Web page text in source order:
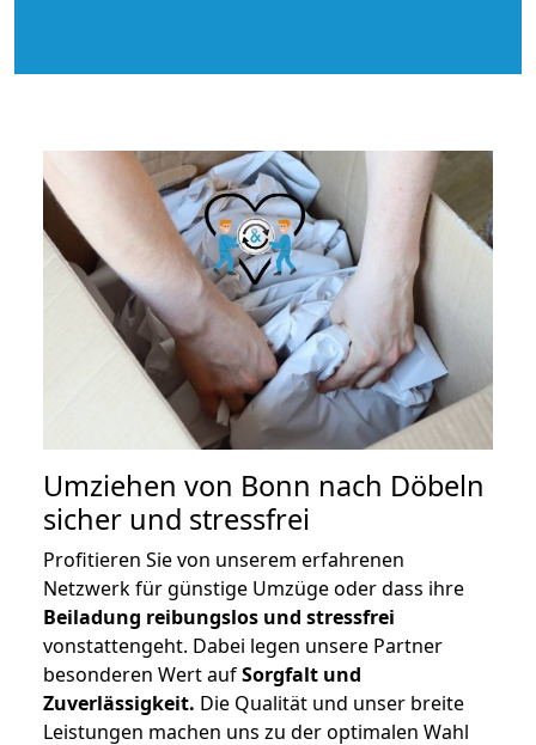
Umziehen von Bonn nach Döbeln
sicher und stressfrei
Profitieren Sie von unserem erfahrenen
Netzwerk für günstige Umzüge oder dass ihre
Beiladung reibungslos und stressfrei
vonstattengeht. Dabei legen unsere Partner
besonderen Wert aufSorgfalt und
Zuverlässigkeit. Die Qualität und unser breite
Leistungen machen uns zu der optimalen Wahl